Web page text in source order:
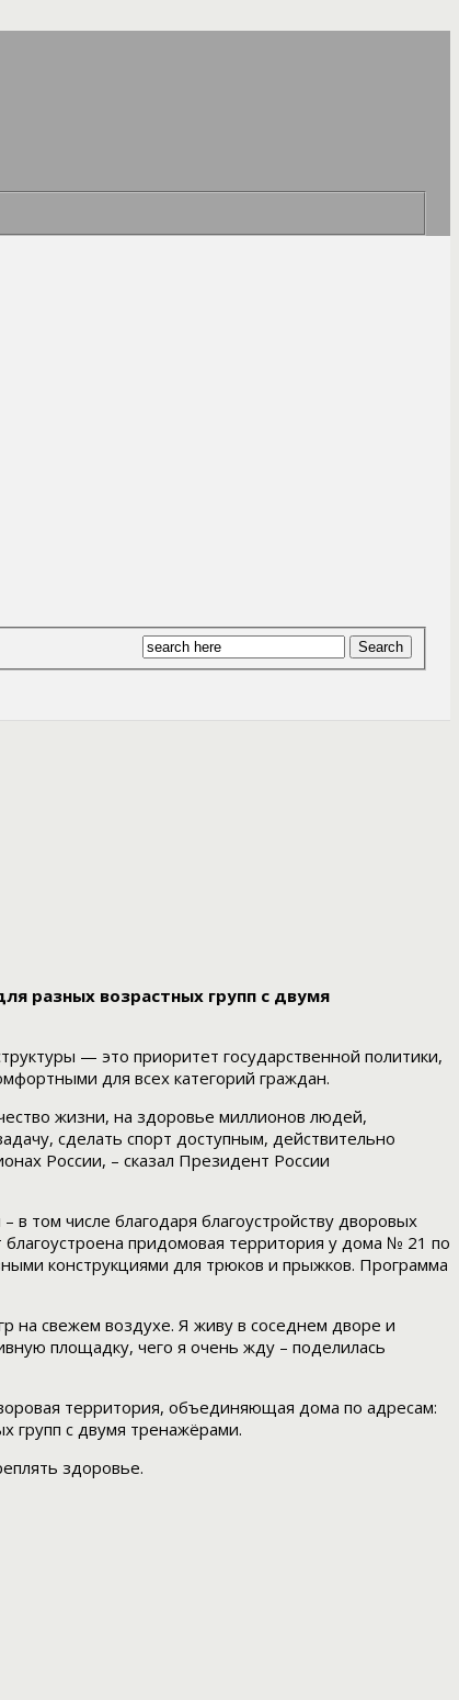
разных возрастных групп с двумя
— это приоритет государственной политики,
для всех категорий граждан.
жизни, на здоровье миллионов людей,
сделать спорт доступным, действительно
России, – сказал Президент России
в том числе благодаря благоустройству дворовых
придомовая территория у дома № 21 по
конструкциями для трюков и прыжков. Программа
на свежем воздухе. Я живу в соседнем дворе и
площадку, чего я очень жду – поделилась
территория, объединяющая дома по адресам:
групп с двумя тренажёрами.
здоровье.